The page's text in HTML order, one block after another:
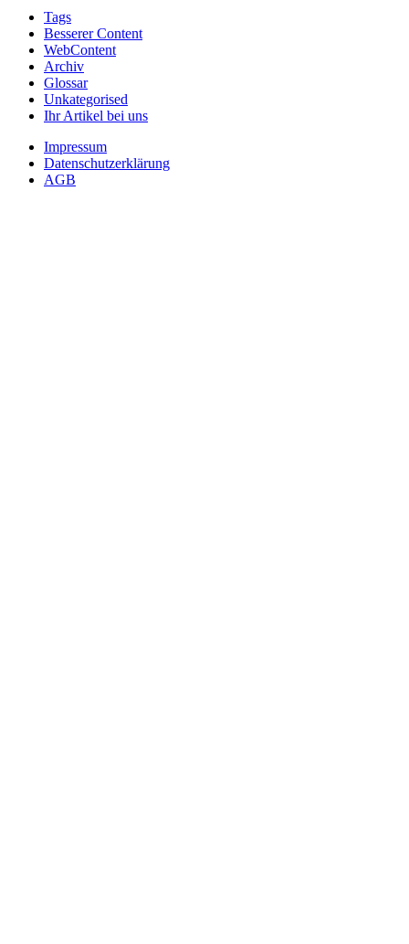
Tags
Besserer Content
WebContent
Archiv
Glossar
Unkategorised
Ihr Artikel bei uns
Impressum
Datenschutzerklärung
AGB